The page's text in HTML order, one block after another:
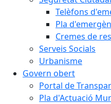
Telèfons
Pla
Cremes de
Serveis Socials
Urbanisme
Govern obert
Portal de
Pla d'Actuació